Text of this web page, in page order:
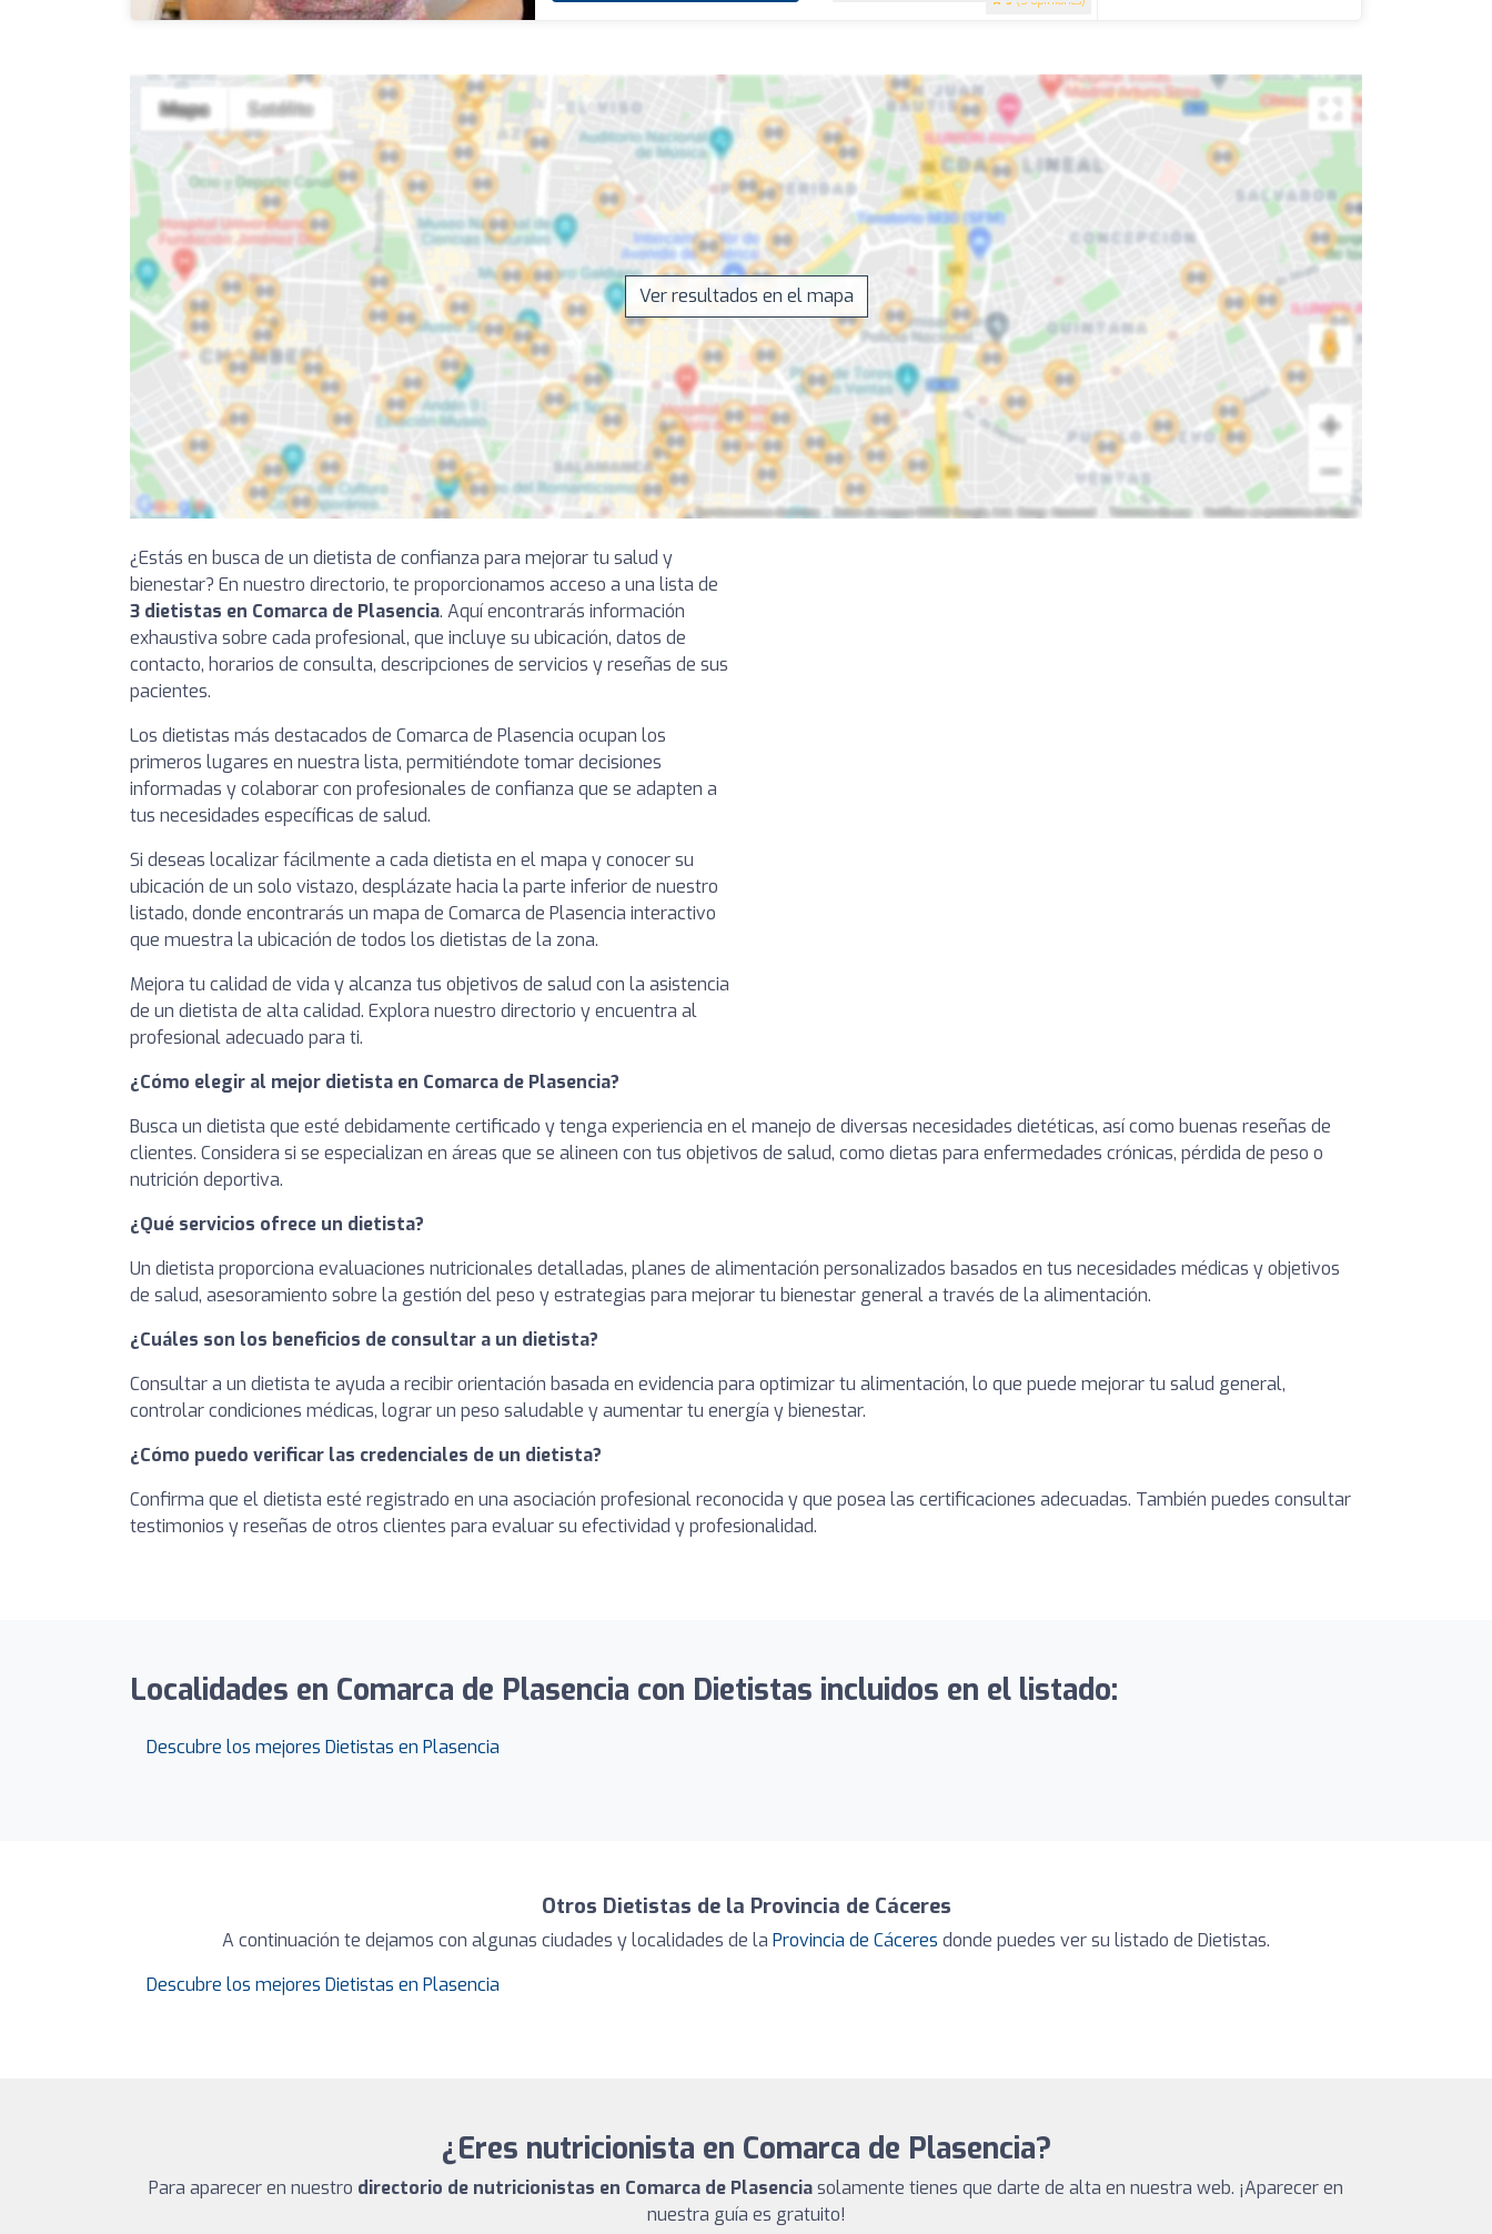
Ver resultados en el mapa
¿Estás en busca de un dietista de confianza para mejorar tu salud y
bienestar? En nuestro directorio, te proporcionamos acceso a una lista de
3 dietistas en Comarca de Plasencia. Aquí encontrarás información
exhaustiva sobre cada profesional, que incluye su ubicación, datos de
contacto, horarios de consulta, descripciones de servicios y reseñas de sus
pacientes.
Los dietistas más destacados de Comarca de Plasencia ocupan los
primeros lugares en nuestra lista, permitiéndote tomar decisiones
informadas y colaborar con profesionales de confianza que se adapten a
tus necesidades específicas de salud.
Si deseas localizar fácilmente a cada dietista en el mapa y conocer su
ubicación de un solo vistazo, desplázate hacia la parte inferior de nuestro
listado, donde encontrarás un mapa de Comarca de Plasencia interactivo
que muestra la ubicación de todos los dietistas de la zona.
Mejora tu calidad de vida y alcanza tus objetivos de salud con la asistencia
de un dietista de alta calidad. Explora nuestro directorio y encuentra al
profesional adecuado para ti.
¿Cómo elegir al mejor dietista en Comarca de Plasencia?
Busca un dietista que esté debidamente certificado y tenga experiencia en el manejo de diversas necesidades dietéticas, así como buenas reseñas de
clientes. Considera si se especializan en áreas que se alineen con tus objetivos de salud, como dietas para enfermedades crónicas, pérdida de peso o
nutrición deportiva.
¿Qué servicios ofrece un dietista?
Un dietista proporciona evaluaciones nutricionales detalladas, planes de alimentación personalizados basados en tus necesidades médicas y objetivos
de salud, asesoramiento sobre la gestión del peso y estrategias para mejorar tu bienestar general a través de la alimentación.
¿Cuáles son los beneficios de consultar a un dietista?
Consultar a un dietista te ayuda a recibir orientación basada en evidencia para optimizar tu alimentación, lo que puede mejorar tu salud general,
controlar condiciones médicas, lograr un peso saludable y aumentar tu energía y bienestar.
¿Cómo puedo verificar las credenciales de un dietista?
Confirma que el dietista esté registrado en una asociación profesional reconocida y que posea las certificaciones adecuadas. También puedes consultar
testimonios y reseñas de otros clientes para evaluar su efectividad y profesionalidad.
Localidades en Comarca de Plasencia con Dietistas incluidos en el listado:
Descubre los mejores Dietistas en Plasencia
Otros Dietistas de la Provincia de Cáceres
A continuación te dejamos con algunas ciudades y localidades de la Provincia de Cáceres donde puedes ver su listado de Dietistas.
Descubre los mejores Dietistas en Plasencia
¿Eres nutricionista en Comarca de Plasencia?
Para aparecer en nuestro directorio de nutricionistas en Comarca de Plasenciasolamente tienes que darte de alta en nuestra web. ¡Aparecer en
nuestra guía es gratuito!